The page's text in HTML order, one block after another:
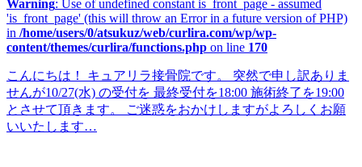
Warning: Use of undefined constant is_front_page - assumed
'is_front_page' (this will throw an Error in a future version of PHP)
in /home/users/0/atsukuz/web/curlira.com/wp/wp-
content/themes/curlira/functions.php on line 170
こんにちは！ キュアリラ接骨院です。 突然で申し訳ありま
せんが10/27(水) の受付を 最終受付を18:00 施術終了を19:00
とさせて頂きます。 ご迷惑をおかけしますがよろしくお願
いいたします…